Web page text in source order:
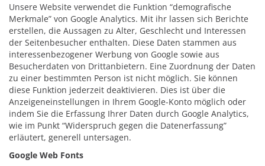
Unsere Website verwendet die Funktion “demografische
Merkmale” von Google Analytics. Mit ihr lassen sich Berichte
erstellen, die Aussagen zu Alter, Geschlecht und Interessen
der Seitenbesucher enthalten. Diese Daten stammen aus
interessenbezogener Werbung von Google sowie aus
Besucherdaten von Drittanbietern. Eine Zuordnung der Daten
zu einer bestimmten Person ist nicht möglich. Sie können
diese Funktion jederzeit deaktivieren. Dies ist über die
Anzeigeneinstellungen in Ihrem Google-Konto möglich oder
indem Sie die Erfassung Ihrer Daten durch Google Analytics,
wie im Punkt “Widerspruch gegen die Datenerfassung”
erläutert, generell untersagen.
Google Web Fonts